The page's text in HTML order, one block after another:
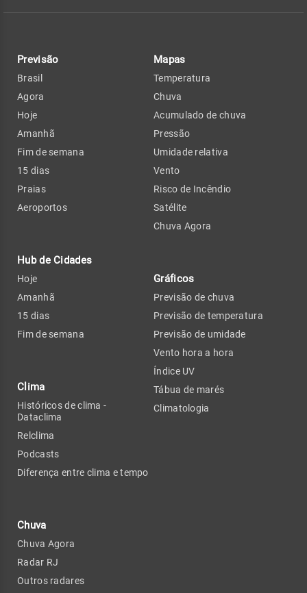
Previsão
Brasil
Agora
Hoje
Amanhã
Fim de semana
15 dias
Praias
Aeroportos
Hub de Cidades
Hoje
Amanhã
15 dias
Fim de semana
Clima
Históricos de clima -
Dataclima
Relclima
Podcasts
Diferença entre clima e tempo
Chuva
Chuva Agora
Radar RJ
Outros radares
Mapas
Temperatura
Chuva
Acumulado de chuva
Pressão
Umidade relativa
Vento
Risco de Incêndio
Satélite
Chuva Agora
Gráficos
Previsão de chuva
Previsão de temperatura
Previsão de umidade
Vento hora a hora
Índice UV
Tábua de marés
Climatologia